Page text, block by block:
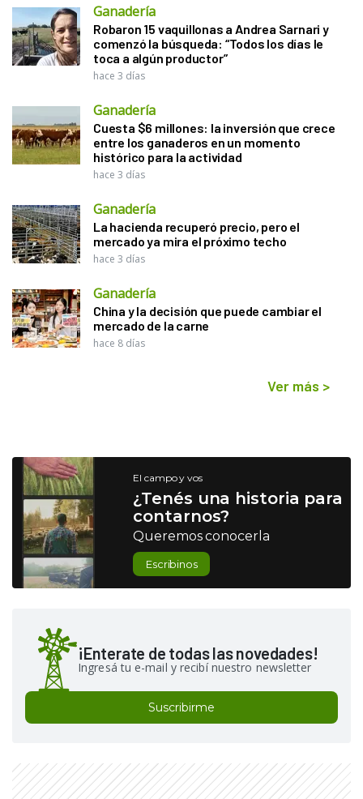
Ganadería
Robaron 15 vaquillonas a Andrea Sarnari y
comenzó la búsqueda: “Todos los días le
toca a algún productor”
hace 3 días
Ganadería
Cuesta $6 millones: la inversión que crece
entre los ganaderos en un momento
histórico para la actividad
hace 3 días
Ganadería
La hacienda recuperó precio, pero el
mercado ya mira el próximo techo
hace 3 días
Ganadería
China y la decisión que puede cambiar el
mercado de la carne
hace 8 días
Ver más >
El campo y vos
¿Tenés una historia para
contarnos?
Queremos conocerla
Escribinos
¡Enterate de todas las novedades!
Ingresá tu e-mail y recibí nuestro newsletter
Suscribirme